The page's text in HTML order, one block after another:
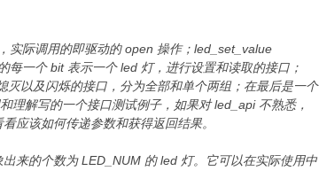
际调用的即驱动的 open 操作；led_set_value
每一个 bit 表示一个 led 灯，进行设置和读取的接口；
灭以及闪烁的接口，分为全部和单个两组；在最后是一个
理解写的一个接口测试例子，如果对 led_api 不熟悉，
应该如何传递参数和获得返回结果。
来的个数为 LED_NUM 的 led 灯。它可以在实际使用中